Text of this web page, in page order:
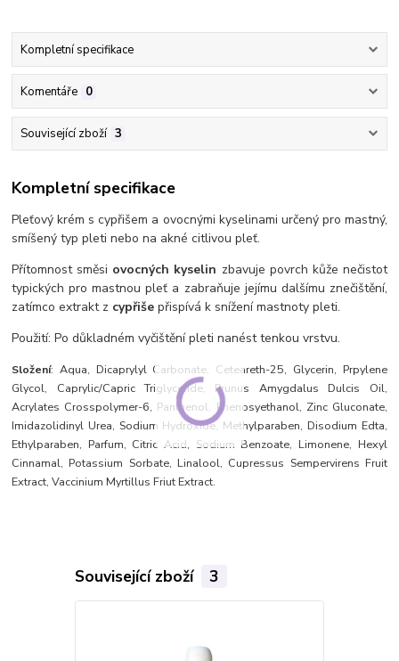
Kompletní specifikace
Komentáře 0
Související zboží 3
Kompletní specifikace
Pleťový krém s cypřišem a ovocnými kyselinami určený pro mastný,
smíšený typ pleti nebo na akné citlivou pleť.
Přítomnost směsi ovocných kyselin zbavuje povrch kůže nečistot
typických pro mastnou pleť a zabraňuje jejímu dalšímu znečištění,
zatímco extrakt z cypřiše přispívá k snížení mastnoty pleti.
Použití: Po důkladném vyčištění pleti nanést tenkou vrstvu.
Složení: Aqua, Dicaprylyl Carbonate, Ceteareth-25, Glycerin, Prpylene
Glycol, Caprylic/Capric Triglyceride, Prunus Amygdalus Dulcis Oil,
Acrylates Crosspolymer-6, Panthenol, Phenosyethanol, Zinc Gluconate,
Imidazolidinyl Urea, Sodium Hydroxide, Methylparaben, Disodium Edta,
Ethylparaben, Parfum, Citric Acid, Sodium Benzoate, Limonene, Hexyl
Cinnamal, Potassium Sorbate, Linalool, Cupressus Sempervirens Fruit
Extract, Vaccinium Myrtillus Friut Extract.
Související zboží 3